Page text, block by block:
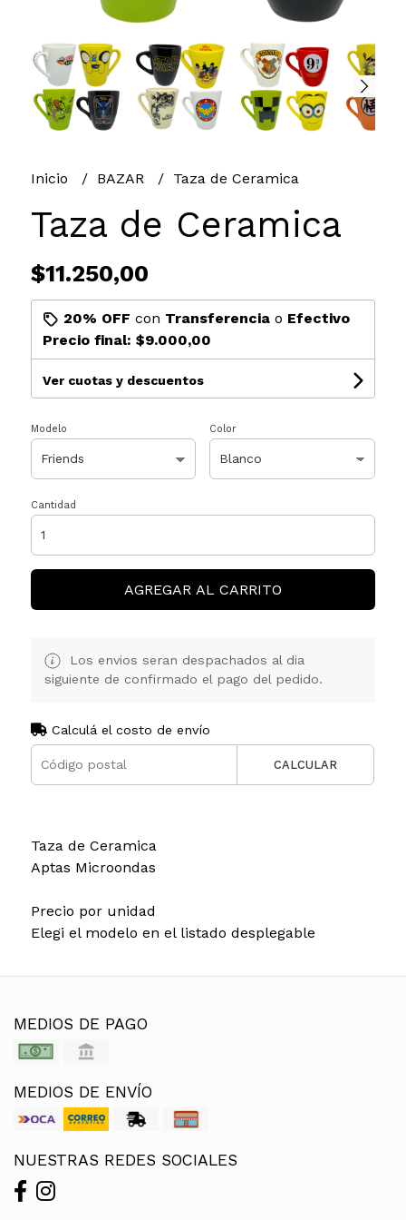
Inicio BAZAR Taza de Ceramica
Taza de Ceramica
$11.250,00
20% OFF con Transferenciao Efectivo
Precio final: $9.000,00
Ver cuotas y descuentos
Modelo Color
Cantidad
AGREGAR AL CARRITO
Los envios seran despachados al dia
siguiente de confirmado el pago del pedido.
Calculá el costo de envío
CALCULAR
Taza de Ceramica
Aptas Microondas
Precio por unidad
Elegi el modelo en el listado desplegable
MEDIOS DE PAGO
MEDIOS DE ENVÍO
NUESTRAS REDES SOCIALES